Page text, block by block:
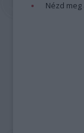
Nézd